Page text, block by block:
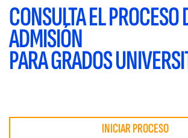
CONSULTA EL PROCESO
ADMISIÓN
PARA GRADOS
INICIAR PROCESO